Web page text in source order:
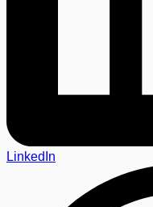
LinkedIn